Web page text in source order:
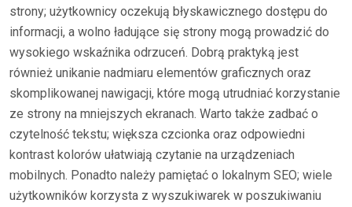
strony; użytkownicy oczekują błyskawicznego dostępu do
informacji, a wolno ładujące się strony mogą prowadzić do
wysokiego wskaźnika odrzuceń. Dobrą praktyką jest
również unikanie nadmiaru elementów graficznych oraz
skomplikowanej nawigacji, które mogą utrudniać korzystanie
ze strony na mniejszych ekranach. Warto także zadbać o
czytelność tekstu; większa czcionka oraz odpowiedni
kontrast kolorów ułatwiają czytanie na urządzeniach
mobilnych. Ponadto należy pamiętać o lokalnym SEO; wiele
użytkowników korzysta z wyszukiwarek w poszukiwaniu